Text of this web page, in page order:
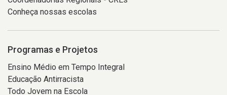
Conheça nossas escolas
Programas e Projetos
Ensino Médio em Tempo Integral
Educação Antirracista
Todo Jovem na Escola